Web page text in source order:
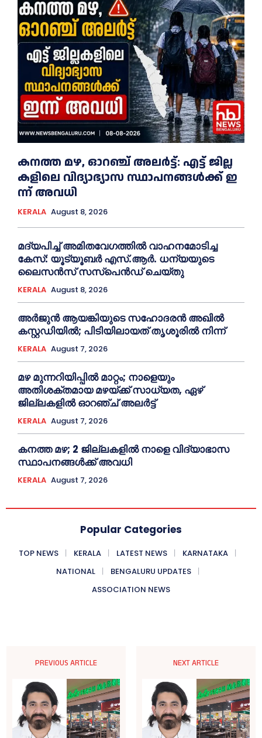
ക​ന​ത്ത മ​ഴ, ഓറഞ്ച് അലർട്ട്: എ​ട്ട് ജി​ല്ല​
ക​ളി​ലെ വി​ദ്യാ​ഭ്യാ​സ സ്ഥാ​പ​ന​ങ്ങ​ൾ​ക്ക് ഇ​
ന്ന് അ​വ​ധി
KERALA August 8, 2026
മദ്യപിച്ച് അമിതവേഗത്തിൽ വാഹനമോടിച്ച
കേസ്: യൂട്യൂബർ എസ്.ആർ. ധന്യയുടെ
ലൈസൻസ് സസ്‌പെൻഡ് ചെയ്തു
KERALA August 8, 2026
അര്‍ജുന്‍ ആയങ്കിയുടെ സഹോദരന്‍ അഖില്‍
കസ്റ്റഡിയില്‍; പിടിയിലായത് തൃശൂരില്‍ നിന്ന്
KERALA August 7, 2026
മഴ മുന്നറിയിപ്പിൽ മാറ്റം; നാളെയും
അതിശക്തമായ മഴയ്ക്ക് സാധ്യത, ഏഴ്
ജില്ലകളിൽ ഓറഞ്ച് അലർട്ട്
KERALA August 7, 2026
കനത്ത മഴ; 2 ജില്ലകളില്‍ നാളെ വിദ്യാഭാസ
സ്ഥാപനങ്ങള്‍ക്ക് അവധി
KERALA August 7, 2026
Popular Categories
TOP NEWS KERALA LATEST NEWS
KARNATAKA
NATIONAL
BENGALURU UPDATES
ASSOCIATION NEWS
PREVIOUS ARTICLE NEXT ARTICLE